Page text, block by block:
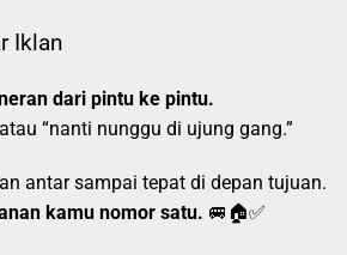
Iklan
dari pintu ke pintu.
“nanti nunggu di ujung gang.”
antar sampai tepat di depan tujuan.
kamu nomor satu. 🚐🏠✅